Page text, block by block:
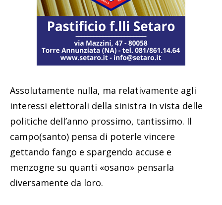
Assolutamente nulla, ma relativamente agli
interessi elettorali della sinistra in vista delle
politiche dell’anno prossimo, tantissimo. Il
campo(santo) pensa di poterle vincere
gettando fango e spargendo accuse e
menzogne su quanti «osano» pensarla
diversamente da loro.